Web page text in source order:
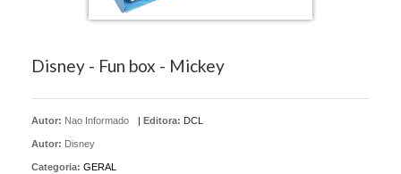
Disney - Fun box - Mickey
Autor: Nao Informado
Autor: Disney
Editora: DCL
Categoria: GERAL